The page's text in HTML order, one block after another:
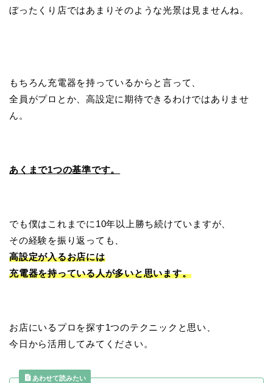
ぼったくり店ではあまりそのような光景は見ませんね。
もちろん充電器を持っているからと言って、
全員がプロとか、高設定に期待できるわけではありませ
ん。
あくまで1つの基準です。
でも僕はこれまでに10年以上勝ち続けていますが、
その経験を振り返っても、
高設定が入るお店には
充電器を持っている人が多いと思います。
お店にいるプロを探す1つのテクニックと思い、
今日から活用してみてください。
あわせて読みたい